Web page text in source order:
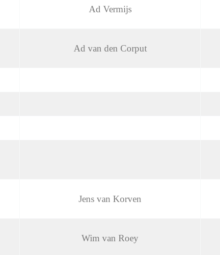
Ad Vermijs
Ad van den Corput
Jens van Korven
Wim van Roey